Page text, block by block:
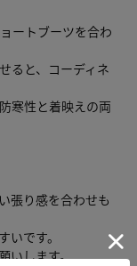
ートブーツを合わ
ると、コーディネ
寒性と着映えの両
張り感を合わせも
です。
いします。